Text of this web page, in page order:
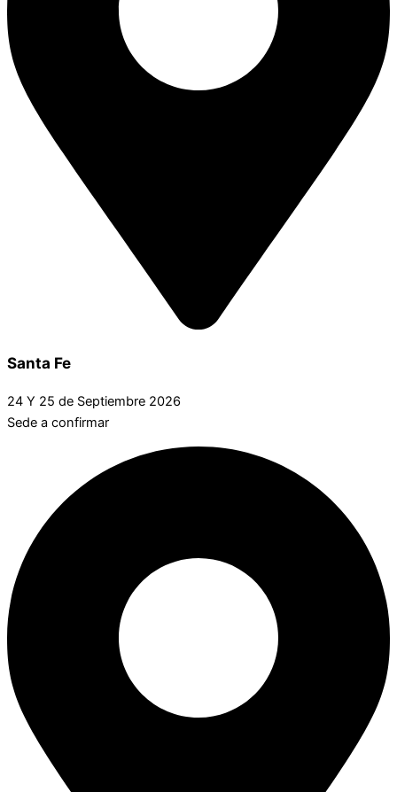
Santa Fe
24 Y 25 de Septiembre 2026
Sede a confirmar